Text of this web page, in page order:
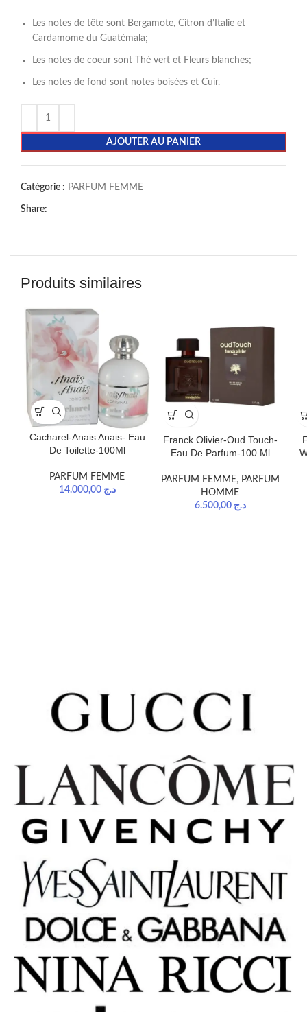
Les notes de tête sont Bergamote, Citron d’Italie et
Cardamome du Guatémala;
Les notes de coeur sont Thé vert et Fleurs blanches;
Les notes de fond sont notes boisées et Cuir.
AJOUTER AU PANIER
Catégorie : PARFUM FEMME
Share:
Produits similaires
Cacharel-Anais Anais- Eau
De Toilette-100Ml
PARFUM FEMME
د.ج 14.000,00
Franck Olivier-Oud Touch-
Eau De Parfum-100 Ml
PARFUM FEMME, PARFUM
HOMME
د.ج 6.500,00